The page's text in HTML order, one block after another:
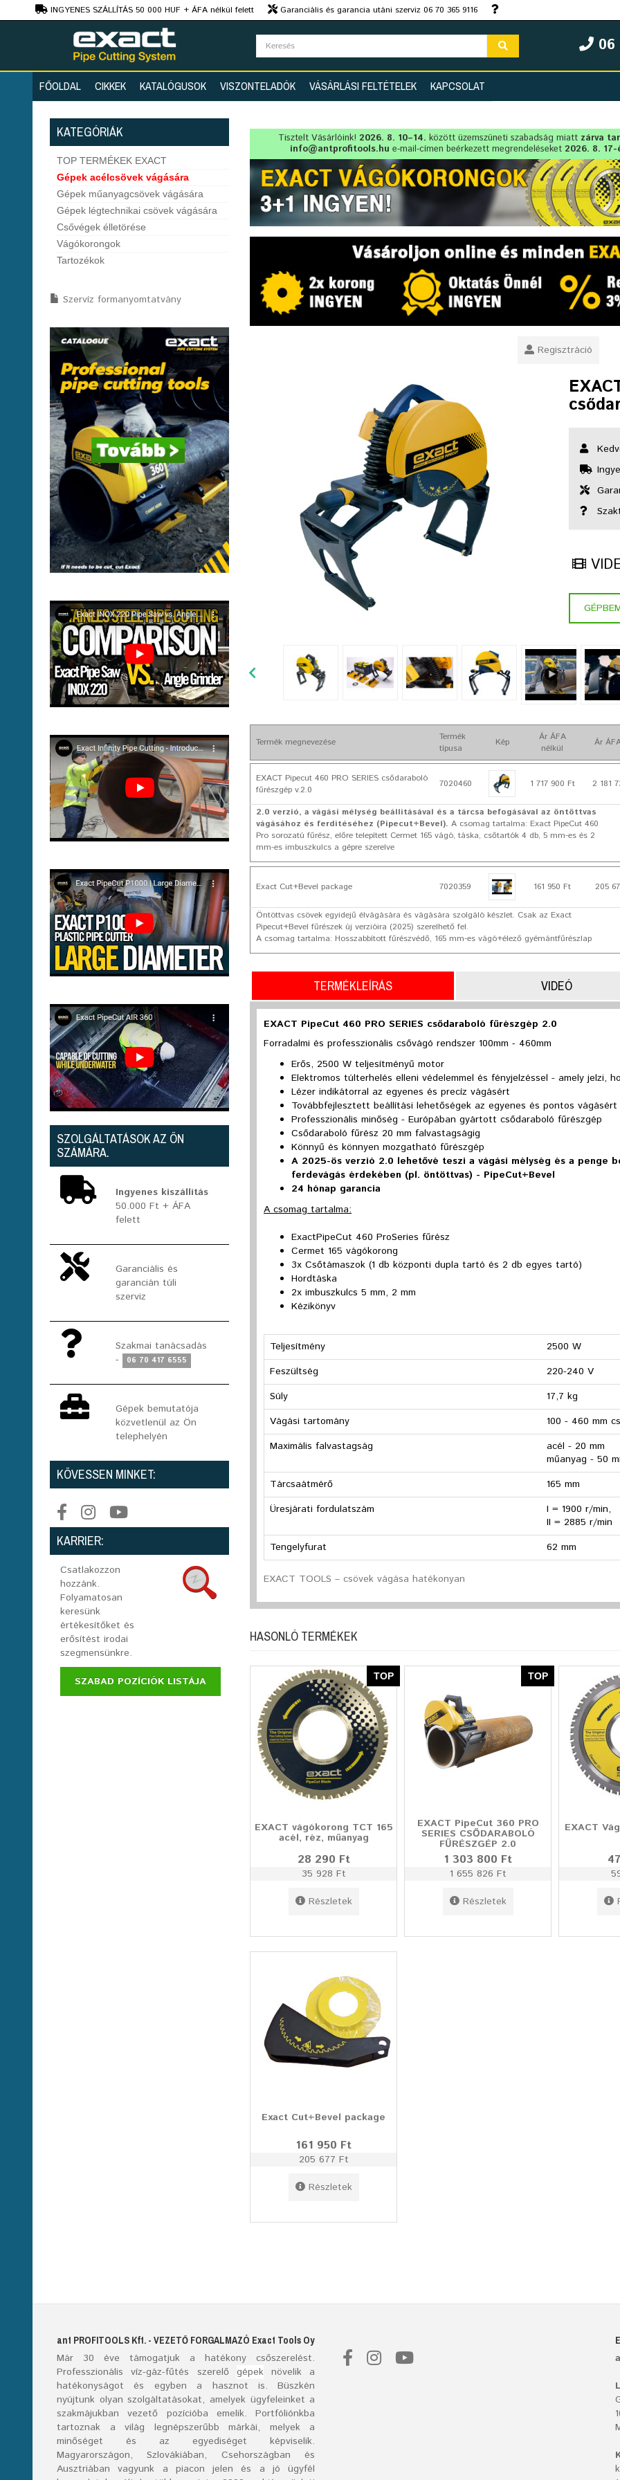
INGYENES SZÁLLÍTÁS 50 000 HUF + ÁFA nélkül felett
Garanciális és garancia utáni szerviz 06 70 365 9116
Szaktanácsadás
06
FŐOLDAL CIKKEK KATALÓGUSOK VISZONTELADÓK VÁSÁRLÁSI FELTÉTELEK KAPCSOLAT
KATEGÓRIÁK
TOP TERMÉKEK EXACT
Gépek acélcsövek vágására
Gépek műanyagcsövek vágására
Gépek légtechnikai csövek vágására
Csővégek élletörése
Vágókorongok
Tartozékok
Szervíz formanyomtatvány
SZOLGÁLTATÁSOK AZ ÖN
SZÁMÁRA.
Ingyenes kiszállítás
50.000 Ft + ÁFA
felett
Garanciális és
garancián túli
szerviz
Szakmai tanácsadás
-
06 70 417 6555
Gépek bemutatója
közvetlenül az Ön
telephelyén
KÖVESSEN MINKET:
KARRIER:
Csatlakozzon
hozzánk.
Folyamatosan
keresünk
értékesítőket és
erősítést irodai
szegmensünkre.
SZABAD POZÍCIÓK LISTÁJA
Tisztelt Vásárlóink!2026. 8. 10–14. között üzemszüneti szabadság miatt zárva
info@antprofitools.hu e-mail-címen beérkezett megrendeléseket 2026. 8.
Regisztráció
Termék megnevezése
Termék
típusa
Kép
Ár ÁFA
nélkül
Ár
EXACT Pipecut 460 PRO SERIES csődaraboló
fűrészgép v.2.0
7020460 1 717 900 Ft 2 181
2.0 verzió, a vágási mélység beállításával és a tárcsa befogásával az öntöttvas
vágásához és ferdítéséhez (Pipecut+Bevel).A csomag tartalma: Exact PipeCut 460
Pro sorozatú fűrész, előre telepített Cermet 165 vágó, táska, csőtartók 4 db, 5 mm-es és 2
mm-es imbuszkulcs a gépre szerelve
Exact Cut+Bevel package 7020359 161 950 Ft 205
Öntöttvas csövek egyidejű élvágására és vágására szolgáló készlet. Csak az Exact
Pipecut+Bevel fűrészek új verzióira (2025) szerelhető fel.
A csomag tartalma: Hosszabbított fűrészvédő, 165 mm-es vágó+élező gyémántfűrészlap
TERMÉKLEÍRÁS VIDEÓ
EXACT PipeCut 460 PRO SERIES csődaraboló fűrészgép 2.0
Forradalmi és professzionális csővágó rendszer 100mm - 460mm
Erős, 2500 W teljesítményű motor
Elektromos túlterhelés elleni védelemmel és fényjelzéssel - amely jelzi,
Lézer indikátorral az egyenes és precíz vágásért
Továbbfejlesztett beállítási lehetőségek az egyenes és pontos vágásért
Professzionális minőség - Európában gyártott csődaraboló fűrészgép
Csődaraboló fűrész 20 mm falvastagságig
Könnyű és könnyen mozgatható fűrészgép
A 2025-ös verzió 2.0 lehetővé teszi a vágási mélység és a penge
ferdevágás érdekében (pl. öntöttvas) - PipeCut+Bevel
24 hónap garancia
A csomag tartalma:
ExactPipeCut 460 ProSeries fűrész
Cermet 165 vágókorong
3x Csőtámaszok (1 db központi dupla tartó és 2 db egyes tartó)
Hordtáska
2x imbuszkulcs 5 mm, 2 mm
Kézikönyv
Teljesítmény
2500 W
Feszültség
220-240 V
Súly
17,7 kg
Vágási tartomány
100 - 460 mm
Maximális falvastagság
acél - 20 mm
műanyag - 50
Tárcsaátmérő
165 mm
Üresjárati fordulatszám
I = 1900 r/min,
II = 2885 r/min
Tengelyfurat
62 mm
EXACT TOOLS – csövek vágása hatékonyan
HASONLÓ TERMÉKEK
TOP
EXACT vágókorong TCT 165
acél, réz, műanyag
28 290 Ft
35 928 Ft
Részletek
TOP
EXACT PipeCut 360 PRO
SERIES CSŐDARABOLÓ
FŰRÉSZGÉP 2.0
1 303 800 Ft
1 655 826 Ft
Részletek
EXACT
Exact Cut+Bevel package
161 950 Ft
205 677 Ft
Részletek
ant PROFITOOLS Kft. - VEZETŐ FORGALMAZÓ Exact Tools Oy
Már 30éve támogatjuk a hatékony csőszerelést.
Professzionális víz-gáz-fűtés szerelő gépeknövelik a
hatékonyságot és egyben a hasznot is. Büszkén
nyújtunk olyan szolgáltatásokat, amelyek ügyfeleinket a
szakmájukban vezető pozícióba emelik. Portfóliónkba
tartoznak a világ legnépszerűbb márkái, melyek a
minőséget és az egyediséget képviselik.
Magyarországon, Szlovákiában, Csehországban és
Ausztriában vagyunk a piacon jelen és a jó ügyfél